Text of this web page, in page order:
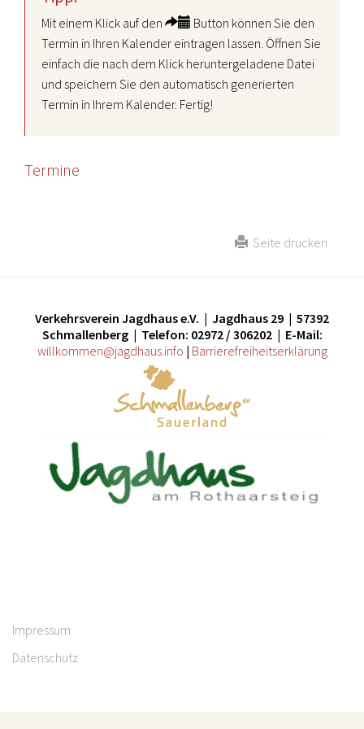
Mit einem Klick auf den
Button können Sie den
Termin in Ihren Kalender eintragen lassen. Öffnen Sie
einfach die nach dem Klick heruntergeladene Datei
und speichern Sie den automatisch generierten
Termin in Ihrem Kalender. Fertig!
Termine
Seite drucken
Verkehrsverein Jagdhaus e.V. | Jagdhaus 29 | 57392
Schmallenberg | Telefon: 02972 / 306202 | E-Mail:
willkommen@jagdhaus.info | Barrierefreiheitserklärung
Impressum
Datenschutz